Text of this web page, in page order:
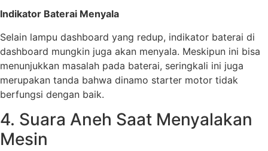
Indikator Baterai Menyala
Selain lampu dashboard yang redup, indikator baterai di
dashboard mungkin juga akan menyala. Meskipun ini bisa
menunjukkan masalah pada baterai, seringkali ini juga
merupakan tanda bahwa dinamo starter motor tidak
berfungsi dengan baik.
4. Suara Aneh Saat Menyalakan
Mesin